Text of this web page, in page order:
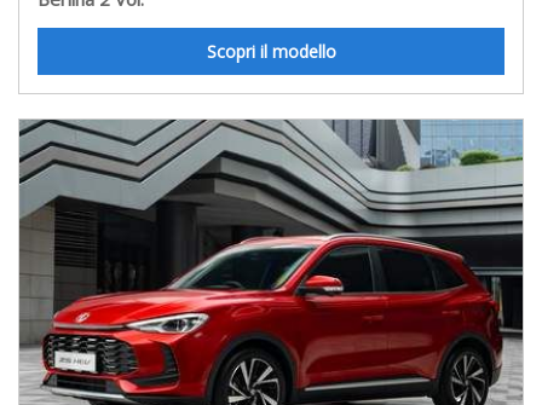
Scopri il modello